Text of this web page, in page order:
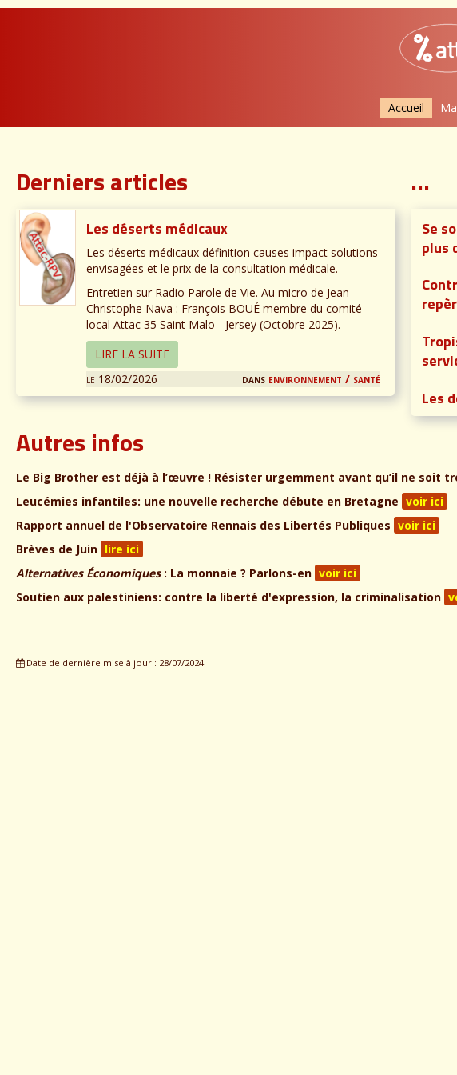
Accueil
Derniers articles
Les déserts médicaux
le 18/02/2026 dans environnement / santé
Les déserts médicaux définition causes impact solutions
envisagées et le prix de la consultation médicale.
Entretien sur Radio Parole de Vie. Au micro de Jean
Christophe Nava : François BOUÉ membre du comité
local Attac 35 Saint Malo - Jersey (Octobre 2025).
LIRE LA SUITE
...
Se
plus
Les
Autres infos
Le Big Brother est déjà à l’œuvre ! Résister urgemment avant qu’il ne soit
Leucémies infantiles: une nouvelle recherche débute en Bretagne voir ici
Rapport annuel de l'Observatoire Rennais des Libertés Publiques voir ici
Brèves de Juin lire ici
Alternatives Économiques: La monnaie ? Parlons-en voir ici
Soutien aux palestiniens: contre la liberté d'expression, la criminalisation
Date de dernière mise à jour : 28/07/2024